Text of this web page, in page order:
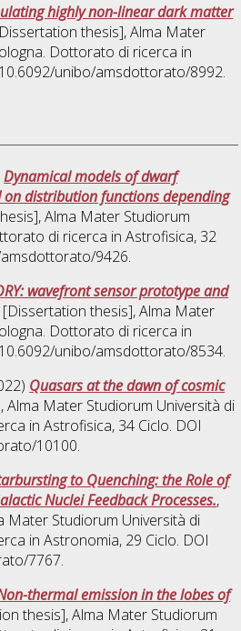
highly non-linear dark matter
thesis], Alma Mater
Dottorato di ricerca in
unibo/amsdottorato/8992.
Dynamical models of dwarf
distribution functions depending
Alma Mater Studiorum
di ricerca inAstrofisica, 32
9426.
wavefront sensor prototype and
[Dissertation thesis], Alma Mater
Dottorato di ricerca in
unibo/amsdottorato/8534.
Quasars at the dawn of cosmic
Alma Mater Studiorum Università di
inAstrofisica, 34 Ciclo. DOI
10100.
to Quenching: the Role of
Nuclei Feedback Processes.,
Mater Studiorum Università di
inAstronomia, 29 Ciclo. DOI
7767.
thermal emission in the lobes of
thesis], Alma Mater Studiorum